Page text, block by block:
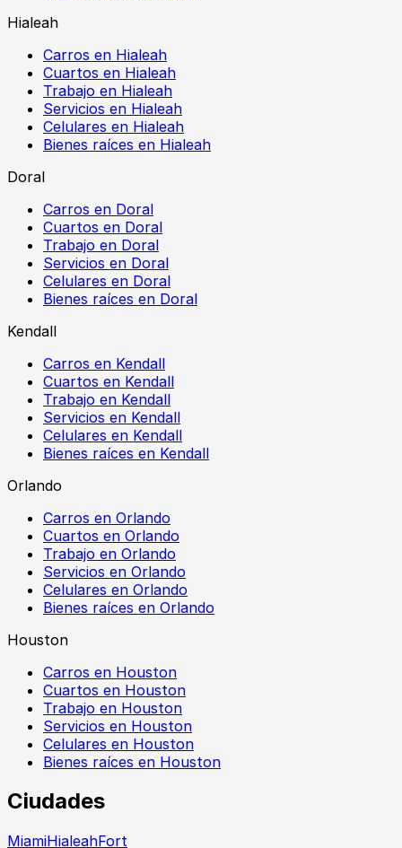
Hialeah
Carros en Hialeah
Cuartos en Hialeah
Trabajo en Hialeah
Servicios en Hialeah
Celulares en Hialeah
Bienes raíces en Hialeah
Doral
Carros en Doral
Cuartos en Doral
Trabajo en Doral
Servicios en Doral
Celulares en Doral
Bienes raíces en Doral
Kendall
Carros en Kendall
Cuartos en Kendall
Trabajo en Kendall
Servicios en Kendall
Celulares en Kendall
Bienes raíces en Kendall
Orlando
Carros en Orlando
Cuartos en Orlando
Trabajo en Orlando
Servicios en Orlando
Celulares en Orlando
Bienes raíces en Orlando
Houston
Carros en Houston
Cuartos en Houston
Trabajo en Houston
Servicios en Houston
Celulares en Houston
Bienes raíces en Houston
Ciudades
MiamiHialeahFort